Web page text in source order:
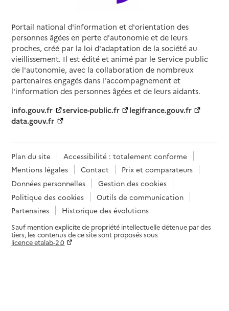
Portail national d'information et d'orientation des
personnes âgées en perte d'autonomie et de leurs
proches, créé par la loi d'adaptation de la société au
vieillissement. Il est édité et animé par le Service public
de l'autonomie, avec la collaboration de nombreux
partenaires engagés dans l'accompagnement et
l'information des personnes âgées et de leurs aidants.
info.gouv.fr
service-public.fr
legifrance.gouv.fr
data.gouv.fr
Plan du site
Accessibilité : totalement conforme
Mentions légales
Contact
Prix et comparateurs
Données personnelles
Gestion des cookies
Politique des cookies
Outils de communication
Partenaires
Historique des évolutions
Sauf mention explicite de propriété intellectuelle détenue par des
tiers, les contenus de ce site sont proposés sous
licence etalab-2.0